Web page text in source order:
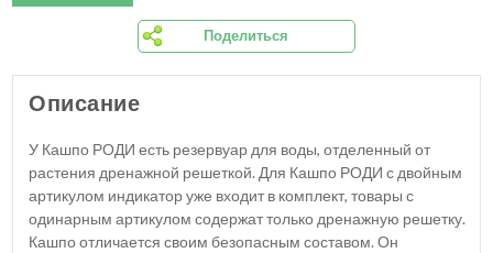
Поделиться
Описание
У Кашпо РОДИ есть резервуар для воды, отделенный от
растения дренажной решеткой. Для Кашпо РОДИ с двойным
артикулом индикатор уже входит в комплект, товары с
одинарным артикулом содержат только дренажную решетку.
Кашпо отличается своим безопасным составом. Он